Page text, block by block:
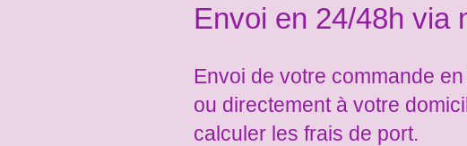
Envoi en 24/48h via
Envoi de votre commande
ou directement à votre
calculer les frais de port.